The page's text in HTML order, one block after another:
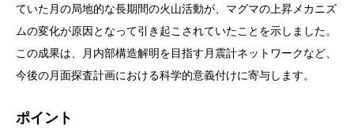
ていた月の局地的な長期間の火山活動が、マグマの上昇メカニズ
ムの変化が原因となって引き起こされていたことを示しました。
この成果は、月内部構造解明を目指す月震計ネットワークなど、
今後の月面探査計画における科学的意義付けに寄与します。
ポイント